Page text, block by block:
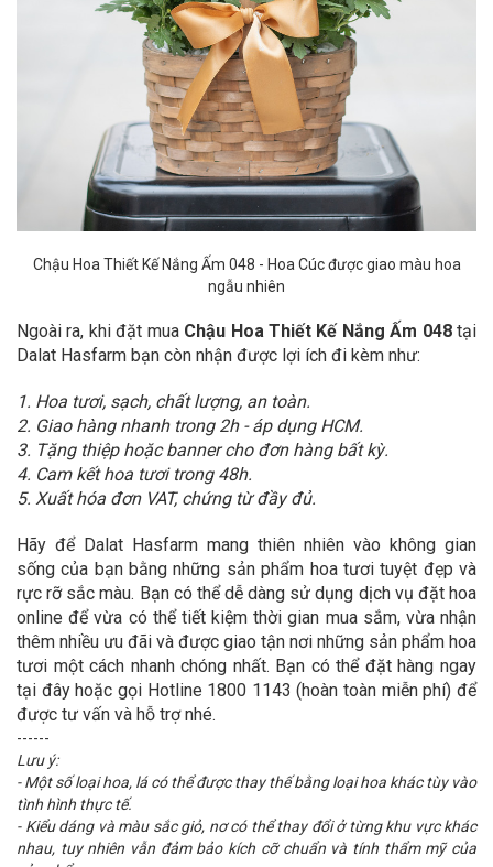
Chậu Hoa Thiết Kế Nắng Ấm 048 - Hoa Cúc được giao màu hoa
ngẫu nhiên
Ngoài ra, khi đặt mua Chậu Hoa Thiết Kế Nắng Ấm 048tại
Dalat Hasfarm bạn còn nhận được lợi ích đi kèm như:
1. Hoa tươi, sạch, chất lượng, an toàn.
2. Giao hàng nhanh trong 2h - áp dụng HCM.
3. Tặng thiệp hoặc banner cho đơn hàng bất kỳ.
4. Cam kết hoa tươi trong 48h.
5. Xuất hóa đơn VAT, chứng từ đầy đủ.
Hãy để Dalat Hasfarm mang thiên nhiên vào không gian
sống của bạn bằng những sản phẩm hoa tươi tuyệt đẹp và
rực rỡ sắc màu. Bạn có thể dễ dàng sử dụng dịch vụ đặt hoa
online để vừa có thể tiết kiệm thời gian mua sắm, vừa nhận
thêm nhiều ưu đãi và được giao tận nơi những sản phẩm hoa
tươi một cách nhanh chóng nhất. Bạn có thể đặt hàng ngay
tại đây hoặc gọi Hotline 1800 1143 (hoàn toàn miễn phí) để
được tư vấn và hỗ trợ nhé.
------
Lưu ý:
- Một số loại hoa, lá có thể được thay thế bằng loại hoa khác tùy vào
tình hình thực tế.
- Kiểu dáng và màu sắc giỏ, nơ có thể thay đổi ở từng khu vực khác
nhau, tuy nhiên vẫn đảm bảo kích cỡ chuẩn và tính thẩm mỹ của